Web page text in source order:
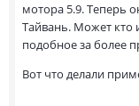
мотора 5.9. Теперь
Тайвань. Может кто
подобное за более
Вот что делали